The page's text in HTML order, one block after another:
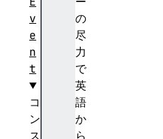
の
尽
力
で
英
語
か
ら
v
e
n
t
コ
ン
ス